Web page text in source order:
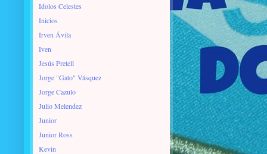
Idolos Celestes
Inicios
Irven Ávila
Iven
Jesús Pretell
Jorge "Gato" Vásquez
Jorge Cazulo
Julio Melendez
Junior
Junior Ross
Kevin